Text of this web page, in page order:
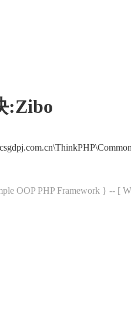
:Zibo
OOP PHP Framework } -- [